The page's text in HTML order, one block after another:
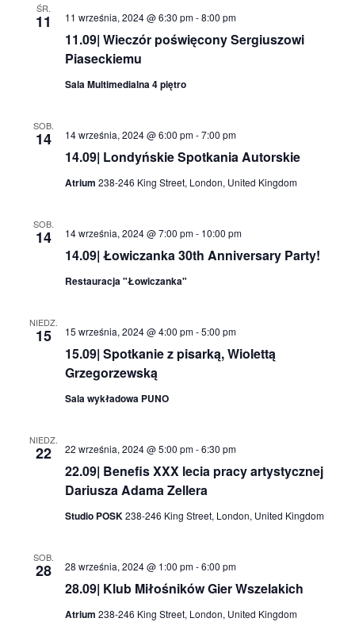
widokach
ŚR.
11
11.09| Wieczór poświęcony Sergiuszowi
Piaseckiemu
11 września, 2024 @ 6:30 pm-8:00 pm
Sala Multimedialna 4 piętro
SOB.
14
14.09| Londyńskie Spotkania Autorskie
14 września, 2024 @ 6:00 pm-7:00 pm
Atrium 238-246 King Street, London, United Kingdom
SOB.
14
14.09| Łowiczanka 30th Anniversary Party!
14 września, 2024 @ 7:00 pm- 10:00 pm
Restauracja "Łowiczanka"
NIEDZ.
15
15.09| Spotkanie z pisarką, Wiolettą
Grzegorzewską
15 września, 2024 @ 4:00 pm-5:00 pm
Sala wykładowa PUNO
NIEDZ.
22
22.09| Benefis XXX lecia pracy artystycznej
Dariusza Adama Zellera
22 września, 2024 @ 5:00 pm-6:30 pm
Studio POSK238-246 King Street, London, United Kingdom
SOB.
28
28.09| Klub Miłośników Gier Wszelakich
28 września, 2024 @ 1:00 pm-6:00 pm
Atrium 238-246 King Street, London, United Kingdom